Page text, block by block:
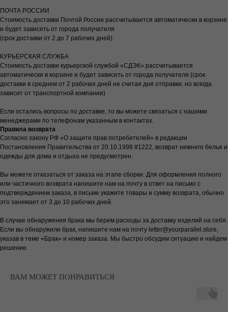
ПОЧТА РОССИИ
Стоимость доставки Почтой России рассчитывается автоматически в корзине
и будет зависеть от города получателя
(срок доставки от 2 до 7 рабочих дней)
КУРЬЕРСКАЯ СЛУЖБА
Стоимость доставки курьерской службой «СДЭК» рассчитывается
автоматически в корзине и будет зависеть от города получателя (срок
доставки в среднем от 2 рабочих дней не считая дня отправки, но всегда
зависит от транспортной компании)
Если остались вопросы по доставке, то вы можете связаться с нашими
менеджерами по телефонам указанным в контактах.
Правила возврата
Согласно закону РФ «О защите прав потребителей» в редакции
Постановления Правительства от 20.10.1998 #1222, возврат нижнего белья и
одежды для дома и отдыха не предусмотрен.
Вы можете отказаться от заказа на этапе сборки. Для оформления полного
или частичного возврата напишите нам на почту в ответ на письмо с
подтверждением заказа, в письме укажите товары и сумму возврата, обычно
это занимает от 3 до 10 рабочих дней.
В случае обнаружения брака мы берем расходы за доставку изделий на себя.
Если вы обнаружили брак, напишите нам на почту letter@yourparallel.store,
указав в теме «Брак» и номер заказа. Мы быстро обсудим ситуацию и найдем
решение.
ВАМ МОЖЕТ ПОНРАВИТЬСЯ